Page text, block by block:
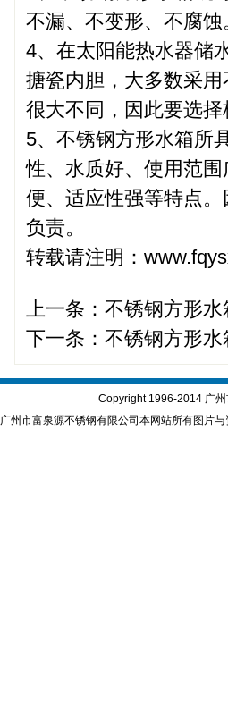
不漏、不变形、不腐蚀
4、在太阳能热水器储
搪瓷内胆，大多数采
很大不同，因此要选
5、不锈钢方形水箱所
性、水质好、使用范
便、适应性强等特点
负责。
转载请注明：
上一条： 不锈钢方形
下一条： 不锈钢方形
Copyright 1996-2014 广
广州市富泉源不锈钢有限公司本网站所有图片